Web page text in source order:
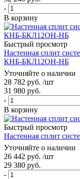
-
В корзину
Быстрый просмотр
Настенная сплит
КНБ-БКЛ12ОН-НБ
Уточняйте о наличии
28 782 руб. /шт
31 980 руб.
-
В корзину
Быстрый просмотр
Настенная сплит
Уточняйте о наличии
26 442 руб. /шт
29 380 руб.
-